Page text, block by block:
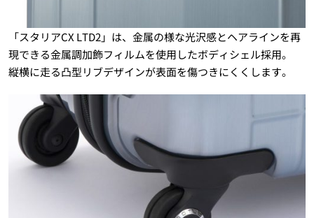
「スタリアCX LTD2」は、金属の様な光沢感とヘアラインを再
現できる金属調加飾フィルムを使用したボディシェル採用。
縦横に走る凸型リブデザインが表面を傷つきにくくします。